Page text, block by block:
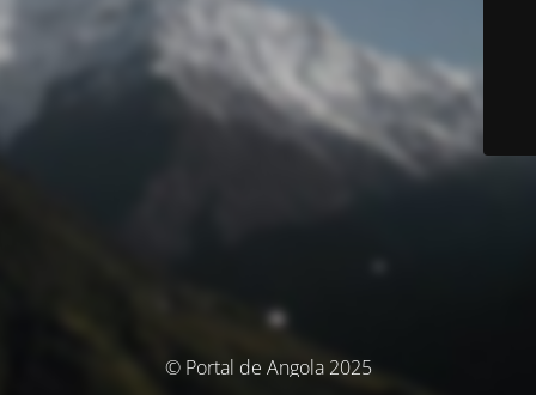
© Portal de Angola 2025